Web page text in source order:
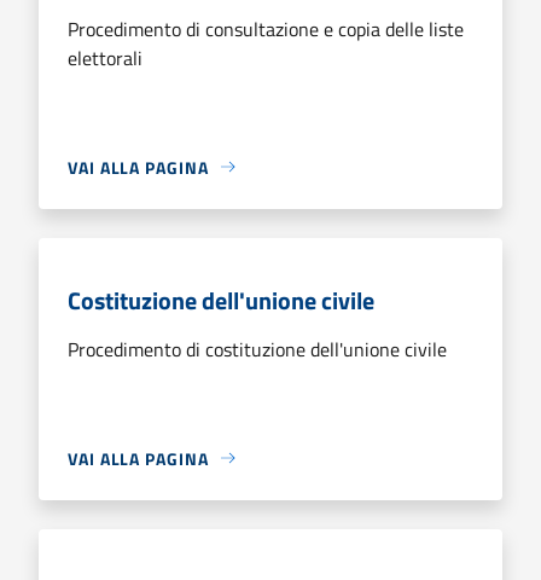
Procedimento di consultazione e copia delle liste
elettorali
VAI ALLA PAGINA
Costituzione dell'unione civile
Procedimento di costituzione dell'unione civile
VAI ALLA PAGINA